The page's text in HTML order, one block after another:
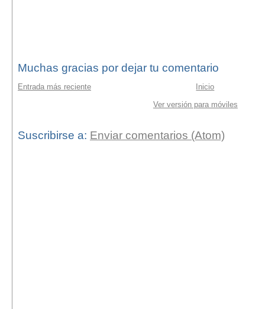
Muchas gracias por dejar tu comentario
Entrada más reciente
Inicio
Ver versión para móviles
Suscribirse a: Enviar comentarios (Atom)